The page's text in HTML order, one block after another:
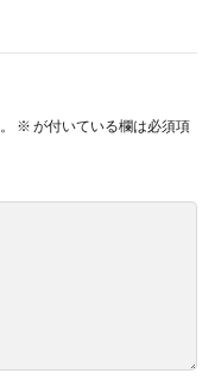
※ が付いている欄は必須項